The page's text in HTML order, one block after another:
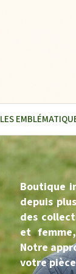
LES
Boutique
depuis
des
et
Notre
votre